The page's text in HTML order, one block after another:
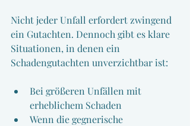
Nicht jeder Unfall erfordert zwingend
ein Gutachten. Dennoch gibt es klare
Situationen, in denen ein
Schadengutachten unverzichtbar ist:
Bei größeren Unfällen mit
erheblichem Schaden
Wenn die gegnerische